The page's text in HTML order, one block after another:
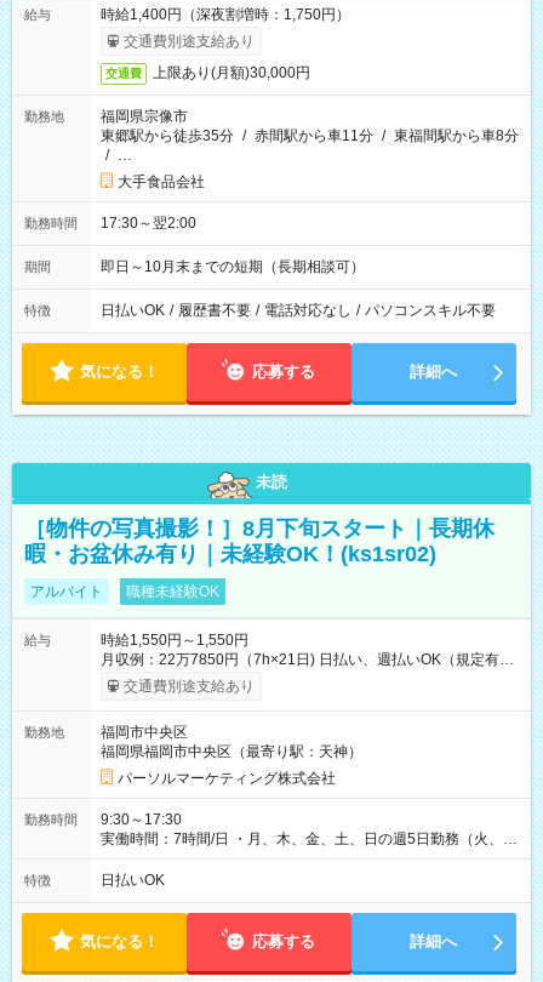
給与
時給1,400円（深夜割増時：1,750円）
交通費別途支給あり
交通費 上限あり(月額)30,000円
勤務地
福岡県宗像市
東郷駅から徒歩35分 / 赤間駅から車11分 / 東福間駅から車8分
/ …
大手食品会社
勤務時間 17:30～翌2:00
期間 即日～10月末までの短期（長期相談可）
特徴 日払いOK / 履歴書不要 / 電話対応なし / パソコンスキル不要
気になる！ 応募する 詳細へ
未読
［物件の写真撮影！］8月下旬スタート｜長期休
暇・お盆休み有り｜未経験OK！(ks1sr02)
アルバイト 職種未経験OK
給与
時給1,550円～1,550円
月収例：22万7850円（7h×21日) 日払い、週払いOK（規定有
り） 【試用期間】試用期間なし
交通費別途支給あり
勤務地
福岡市中央区
福岡県福岡市中央区（最寄り駅：天神）
パーソルマーケティング株式会社
勤務時間
9:30～17:30
実働時間：7時間/日 ・月、木、金、土、日の週5日勤務（火、水
は固定休です／GW、お盆、年末年始等、長期休暇有り！） ・
ワンシフト！ ・残業ほぼナシ（0～5h/月）
特徴 日払いOK
気になる！ 応募する 詳細へ